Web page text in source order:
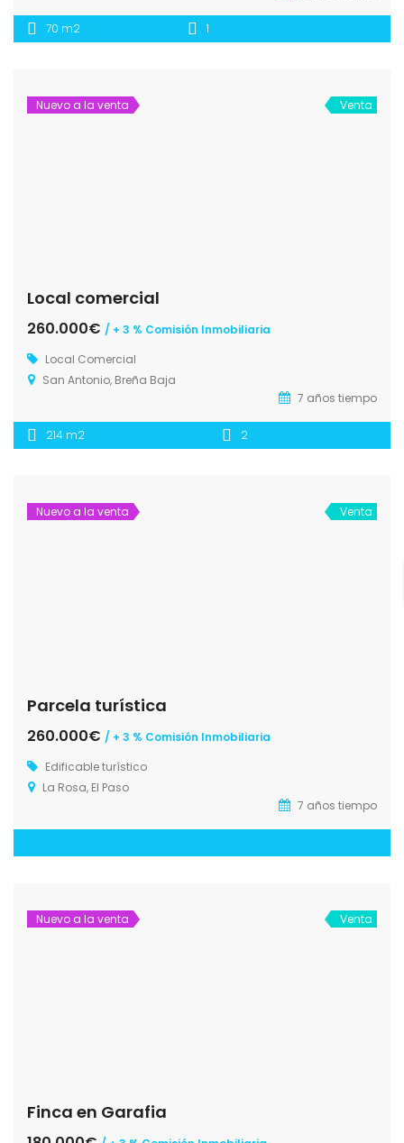
70 m2 1
Nuevo a la venta Venta
Local comercial
260.000€ / + 3 % Comisión Inmobiliaria
Local Comercial
San Antonio, Breña Baja
7 años tiempo
214 m2 2
Nuevo a la venta Venta
Parcela turística
260.000€ / + 3 % Comisión Inmobiliaria
Edificable turístico
La Rosa, El Paso
7 años tiempo
Nuevo a la venta Venta
Finca en Garafia